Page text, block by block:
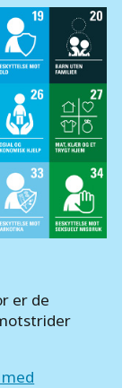
er de